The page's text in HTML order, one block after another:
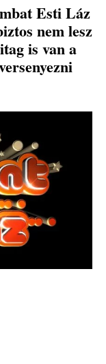
Esti Láz
nem lesz
is van a